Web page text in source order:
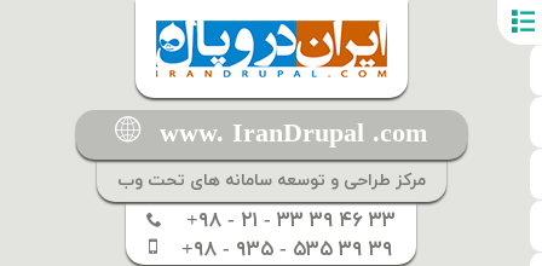
www. IranDrupal .com
مرکز طراحی و توسعه سامانه های تحت وب
+۹۸ - ۲۱ - ۳۳ ۳۹ ۴۶ ۳۳
+۹۸ - ۹۳۵ - ۵۳۵ ۳۹ ۳۹